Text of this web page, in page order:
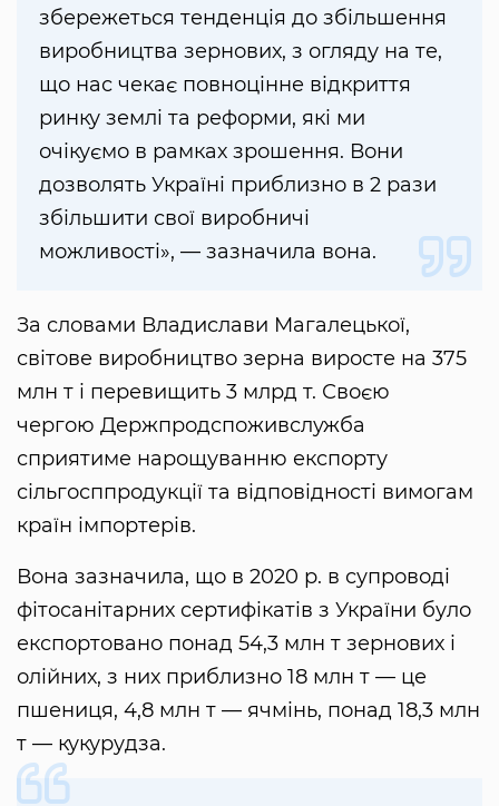
збережеться тенденція до збільшення
виробництва зернових, з огляду на те,
що нас чекає повноцінне відкриття
ринку землі та реформи, які ми
очікуємо в рамках зрошення. Вони
дозволять Україні приблизно в 2 рази
збільшити свої виробничі
можливості», — зазначила вона.
За словами Владислави Магалецької,
світове виробництво зерна виросте на 375
млн т і перевищить 3 млрд т. Своєю
чергою Держпродспоживслужба
сприятиме нарощуванню експорту
сільгосппродукції та відповідності вимогам
країн імпортерів.
Вона зазначила, що в 2020 р. в супроводі
фітосанітарних сертифікатів з України було
експортовано понад 54,3 млн т зернових і
олійних, з них приблизно 18 млн т — це
пшениця, 4,8 млн т — ячмінь, понад 18,3 млн
т — кукурудза.